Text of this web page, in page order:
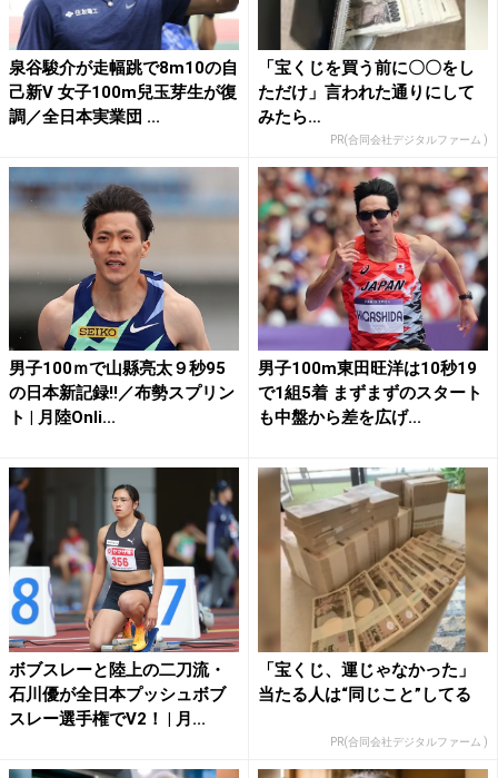
泉谷駿介が走幅跳で8m10の自
己新V 女子100m兒玉芽生が復
調／全日本実業団 ...
「宝くじを買う前に〇〇をし
ただけ」言われた通りにして
みたら…
PR(合同会社デジタルファーム )
男子100ｍで山縣亮太９秒95
の日本新記録!!／布勢スプリン
ト | 月陸Onli...
男子100m東田旺洋は10秒19
で1組5着 まずまずのスタート
も中盤から差を広げ...
ボブスレーと陸上の二刀流・
石川優が全日本プッシュボブ
スレー選手権でV2！ | 月...
「宝くじ、運じゃなかった」
当たる人は“同じこと”してる
PR(合同会社デジタルファーム )